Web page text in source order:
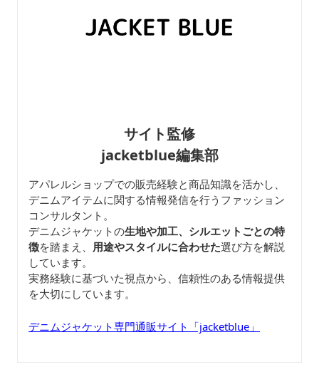
サイト監修
jacketblue編集部
アパレルショップでの販売経験と商品知識を活かし、
デニムアイテムに関する情報発信を行うファッション
コンサルタント。
デニムジャケットの生地や加工、シルエットごとの特
徴を踏まえ、 用途やスタイルに合わせた選び方を解説
しています。
実務経験に基づいた視点から、信頼性のある情報提供
を大切にしています。
デニムジャケット専門通販サイト「jacketblue」